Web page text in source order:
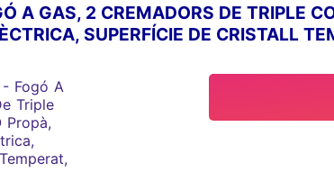
A GAS, 2 CREMADORS DE TRIPLE
SUPERFÍCIE DE CRISTALL